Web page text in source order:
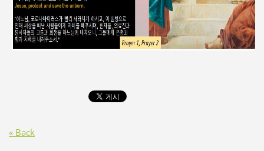
« Back